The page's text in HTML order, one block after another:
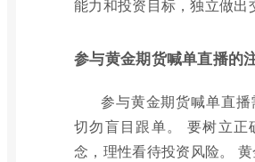
能力和投资目标，独立做出
参与黄金期货喊单直播的
参与黄金期货喊单直播
切勿盲目跟单。 要树立正
念，理性看待投资风险。